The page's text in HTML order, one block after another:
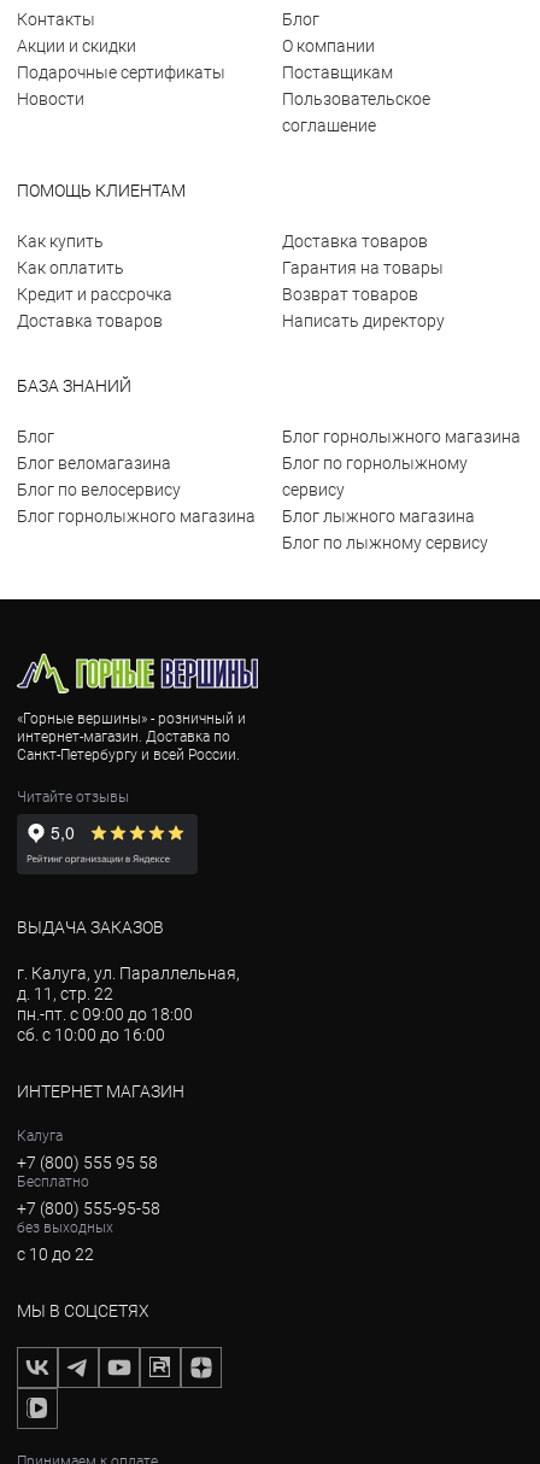
Контакты
Акции и скидки
Подарочные сертификаты
Новости
Блог
О компании
Поставщикам
Пользовательское
соглашение
ПОМОЩЬ КЛИЕНТАМ
Как купить
Как оплатить
Кредит и рассрочка
Доставка товаров
Доставка товаров
Гарантия на товары
Возврат товаров
Написать директору
БАЗА ЗНАНИЙ
Блог
Блог веломагазина
Блог по велосервису
Блог горнолыжного магазина
Блог горнолыжного магазина
Блог по горнолыжному
сервису
Блог лыжного магазина
Блог по лыжному сервису
«Горные вершины» - розничный и
интернет-магазин. Доставка по
Санкт-Петербургу и всей России.
Читайте отзывы
ВЫДАЧА ЗАКАЗОВ
г. Калуга, ул. Параллельная,
д. 11, стр. 22
пн.-пт. с 09:00 до 18:00
сб. с 10:00 до 16:00
ИНТЕРНЕТ МАГАЗИН
Калуга
+7 (800) 555 95 58
Бесплатно
+7 (800) 555-95-58
без выходных
с 10 до 22
МЫ В СОЦСЕТЯХ